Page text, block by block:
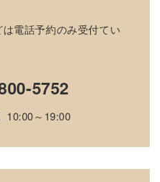
電話予約のみ受付てい
TEL
5752
10:00～19:00